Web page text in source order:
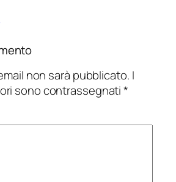
non sarà pubblicato. I
sono contrassegnati*